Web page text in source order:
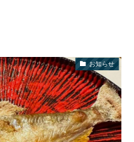
お知らせ